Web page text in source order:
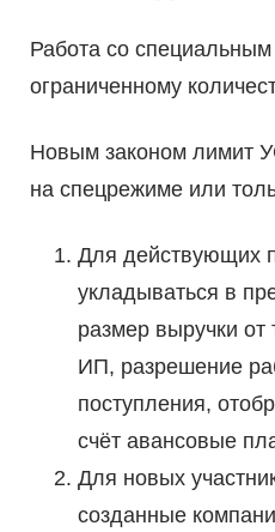
Работа со
ограниченному
Новым законом лимит
на спецрежиме или
Для действующих
укладываться в
размер выручки от
ИП, разрешение
поступления,
счёт авансовые
Для новых
созданные